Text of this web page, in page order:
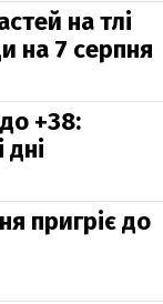
на тлі
на 7 серпня
+38:
пригріє до